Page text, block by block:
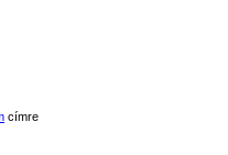
címre